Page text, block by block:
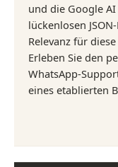
und die Google
lückenlosen
Relevanz für
Erleben Sie den
WhatsApp-
eines etablierten